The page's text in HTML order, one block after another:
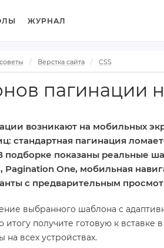
ЖУРНАЛ
Верстка сайта CSS
пагинации
возникают на мобильных
стандартная пагинация
подборке показаны реальные
Pagination One, мобильная
с предварительным
выбранного шаблона с
итогу получите готовую к вставке
на всех устройствах.